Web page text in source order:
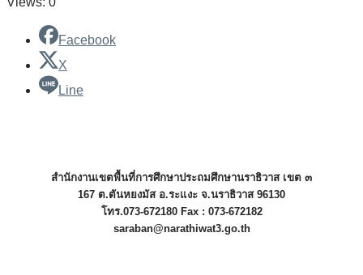
Facebook
X
Line
สำนักงานเขตพื้นที่การศึกษาประถมศึกษานราธิวาส เขต ๓
167 ต.ตันหยงมัส อ.ระแงะ จ.นราธิวาส 96130
โทร.073-672180 Fax : 073-672182
saraban@narathiwat3.go.th